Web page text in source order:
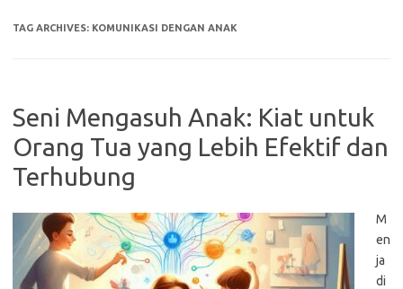
TAG ARCHIVES: KOMUNIKASI DENGAN ANAK
Seni Mengasuh Anak: Kiat untuk
Orang Tua yang Lebih Efektif dan
Terhubung
M
en
ja
di